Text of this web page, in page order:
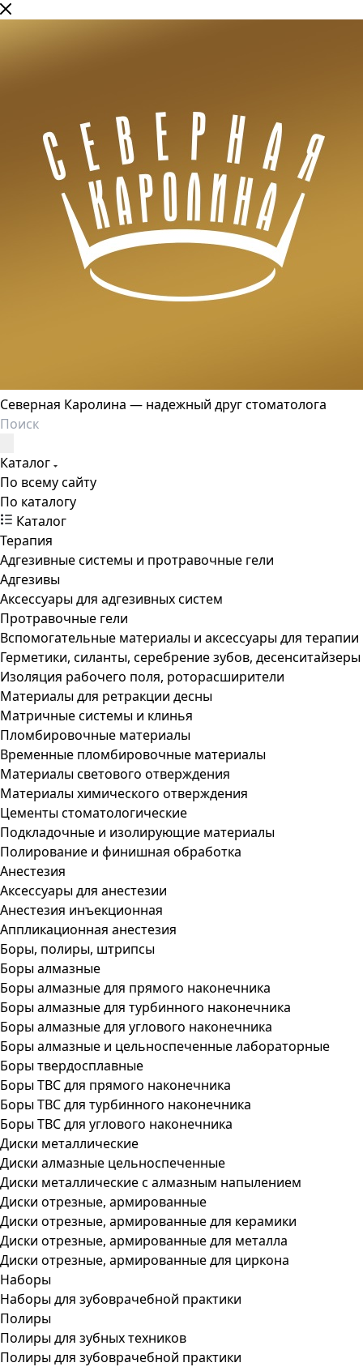
Северная Каролина — надежный друг стоматолога
Каталог
По всему сайту
По каталогу
Каталог
Терапия
Адгезивные системы и протравочные гели
Адгезивы
Аксессуары для адгезивных систем
Протравочные гели
Вспомогательные материалы и аксессуары для терапии
Герметики, силанты, серебрение зубов, десенситайзеры
Изоляция рабочего поля, роторасширители
Материалы для ретракции десны
Матричные системы и клинья
Пломбировочные материалы
Временные пломбировочные материалы
Материалы светового отверждения
Материалы химического отверждения
Цементы стоматологические
Подкладочные и изолирующие материалы
Полирование и финишная обработка
Анестезия
Аксессуары для анестезии
Анестезия инъекционная
Аппликационная анестезия
Боры, полиры, штрипсы
Боры алмазные
Боры алмазные для прямого наконечника
Боры алмазные для турбинного наконечника
Боры алмазные для углового наконечника
Боры алмазные и цельноспеченные лабораторные
Боры твердосплавные
Боры ТВС для прямого наконечника
Боры ТВС для турбинного наконечника
Боры ТВС для углового наконечника
Диски металлические
Диски алмазные цельноспеченные
Диски металлические с алмазным напылением
Диски отрезные, армированные
Диски отрезные, армированные для керамики
Диски отрезные, армированные для металла
Диски отрезные, армированные для циркона
Наборы
Наборы для зубоврачебной практики
Полиры
Полиры для зубных техников
Полиры для зубоврачебной практики